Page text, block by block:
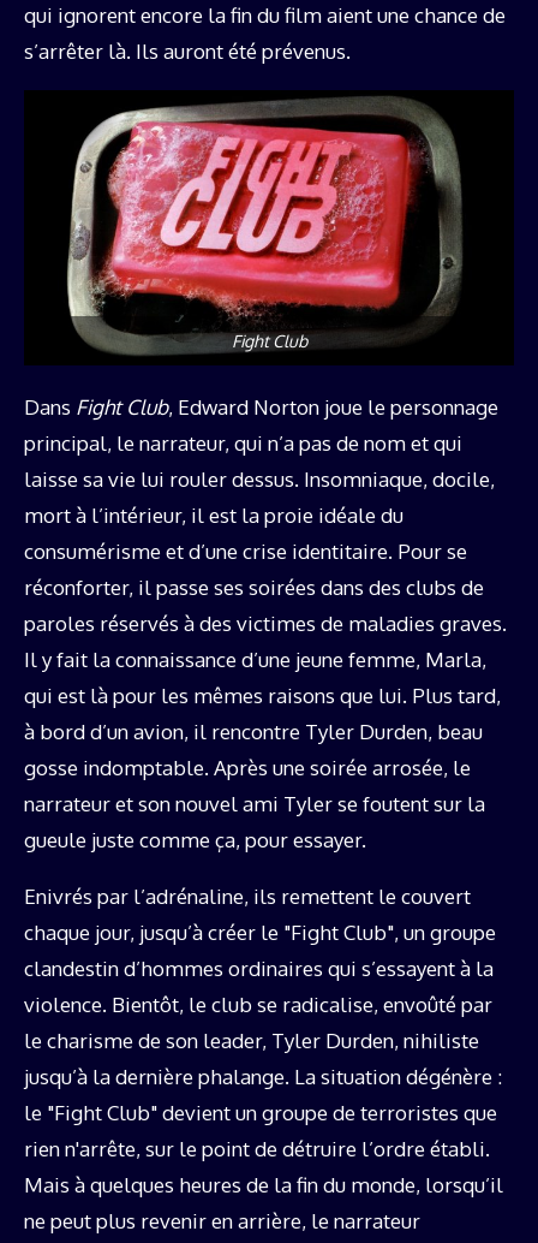
qui ignorent encore la fin du film aient une chance de
s’arrêter là. Ils auront été prévenus.
Fight Club
Dans Fight Club, Edward Norton joue le personnage
principal, le narrateur, qui n’a pas de nom et qui
laisse sa vie lui rouler dessus. Insomniaque, docile,
mort à l’intérieur, il est la proie idéale du
consumérisme et d’une crise identitaire. Pour se
réconforter, il passe ses soirées dans des clubs de
paroles réservés à des victimes de maladies graves.
Il y fait la connaissance d’une jeune femme, Marla,
qui est là pour les mêmes raisons que lui. Plus tard,
à bord d’un avion, il rencontre Tyler Durden, beau
gosse indomptable. Après une soirée arrosée, le
narrateur et son nouvel ami Tyler se foutent sur la
gueule juste comme ça, pour essayer.
Enivrés par l’adrénaline, ils remettent le couvert
chaque jour, jusqu’à créer le "Fight Club", un groupe
clandestin d’hommes ordinaires qui s’essayent à la
violence. Bientôt, le club se radicalise, envoûté par
le charisme de son leader, Tyler Durden, nihiliste
jusqu’à la dernière phalange. La situation dégénère :
le "Fight Club" devient un groupe de terroristes que
rien n'arrête, sur le point de détruire l’ordre établi.
Mais à quelques heures de la fin du monde, lorsqu’il
ne peut plus revenir en arrière, le narrateur